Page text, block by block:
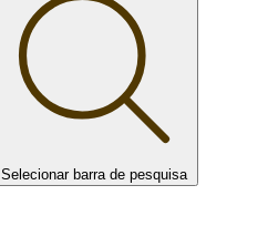
Selecionar barra de pesquisa